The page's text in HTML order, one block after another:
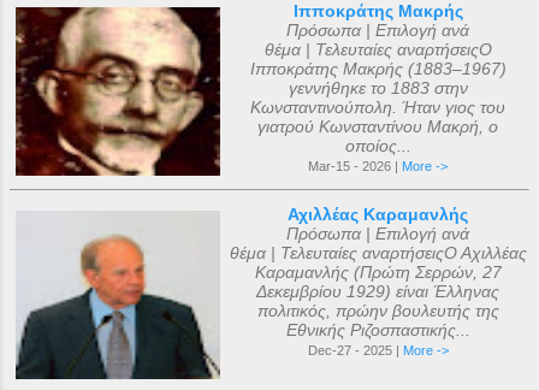
Ιπποκράτης Μακρής
Πρόσωπα | Επιλογή ανά
θέμα | Τελευταίες αναρτήσειςΟ
Ιπποκράτης Μακρής (1883–1967)
γεννήθηκε το 1883 στην
Κωνσταντινούπολη. Ήταν γιος του
γιατρού Κωνσταντίνου Μακρή, ο
οποίος...
Mar-15 - 2026 | More ->
Αχιλλέας Καραμανλής
Πρόσωπα | Επιλογή ανά
θέμα | Τελευταίες αναρτήσειςΟ Αχιλλέας
Καραμανλής (Πρώτη Σερρών, 27
Δεκεμβρίου 1929) είναι Έλληνας
πολιτικός, πρώην βουλευτής της
Εθνικής Ριζοσπαστικής...
Dec-27 - 2025 | More ->